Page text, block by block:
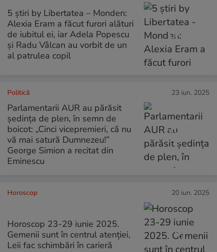
5 știri by Libertatea – Monden:
Alexia Eram a făcut furori alături
de iubitul ei, iar Adela Popescu
și Radu Vâlcan au vorbit de un
al patrulea copil
Politică 23 iun. 2025
Parlamentarii AUR au părăsit
ședința de plen, în semn de
boicot: „Cinci vicepremieri, că nu
vă mai satură Dumnezeu!”
George Simion a recitat din
Eminescu
Horoscop 20 iun. 2025
Horoscop 23-29 iunie 2025.
Gemenii sunt în centrul atenției,
Leii fac schimbări în carieră